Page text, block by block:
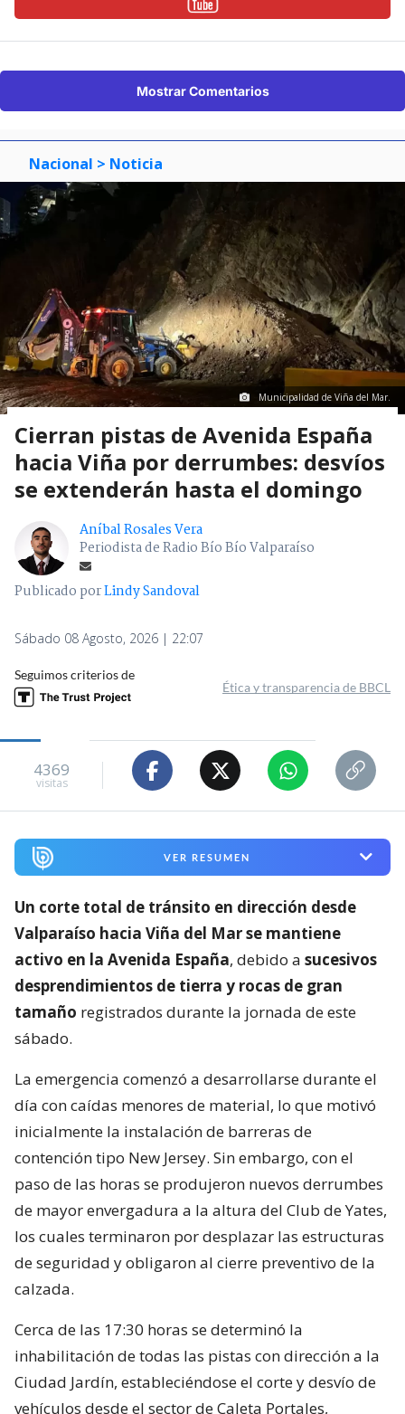
Mostrar Comentarios
Nacional > Noticia
Municipalidad de Viña del Mar.
Cierran pistas de Avenida España
hacia Viña por derrumbes: desvíos
se extenderán hasta el domingo
Aníbal Rosales Vera
Periodista de Radio Bío Bío Valparaíso
Publicado porLindy Sandoval
Sábado 08 Agosto, 2026 | 22:07
Seguimos criterios de
Ética y transparencia de BBCL
4369
visitas
VER RESUMEN
Un corte total de tránsito en dirección desde
Valparaíso hacia Viña del Mar se mantiene
activo en la Avenida España, debido a sucesivos
desprendimientos de tierra y rocas de gran
tamaño registrados durante la jornada de este
sábado.
La emergencia comenzó a desarrollarse durante el
día con caídas menores de material, lo que motivó
inicialmente la instalación de barreras de
contención tipo New Jersey. Sin embargo, con el
paso de las horas se produjeron nuevos derrumbes
de mayor envergadura a la altura del Club de Yates,
los cuales terminaron por desplazar las estructuras
de seguridad y obligaron al cierre preventivo de la
calzada.
Cerca de las 17:30 horas se determinó la
inhabilitación de todas las pistas con dirección a la
Ciudad Jardín, estableciéndose el corte y desvío de
vehículos desde el sector de Caleta Portales,